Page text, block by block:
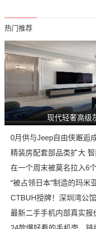
热门推荐
现代轻奢高级
0月供与Jeep自由侠邂逅
精装房配套部品类扩大
在一个周末被莫名拉入6
“被占领日本”制造的玛米
CTBUH授牌！深圳湾公
最新二手手机内部真实报